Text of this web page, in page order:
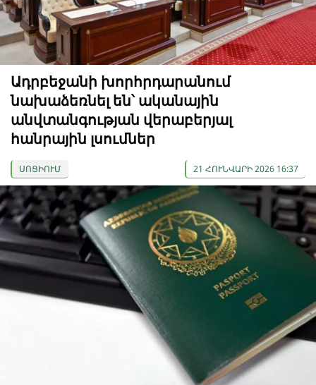
Ադրբեջանի խորհրդարանում
նախաձեռնել են՝ ականային
անվտանգության վերաբերյալ
հանրային լսումներ
ՍՈՑԻՈՒՄ 21 ՀՈՒՆՎԱՐԻ 2026 16:37